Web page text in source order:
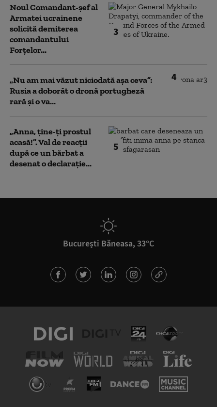
3
Noul Comandant-șef al
Armatei ucrainene
solicită demiterea
comandantului
Forțelor...
4
„Nu am mai văzut niciodată așa ceva”:
Rusia a doborât o dronă portugheză
rară și o va...
5
„Anna, ţine-ţi prostul
acasă!”. Val de reacții
după ce un bărbat a
desenat o declarație...
București Băneasa, 33°C